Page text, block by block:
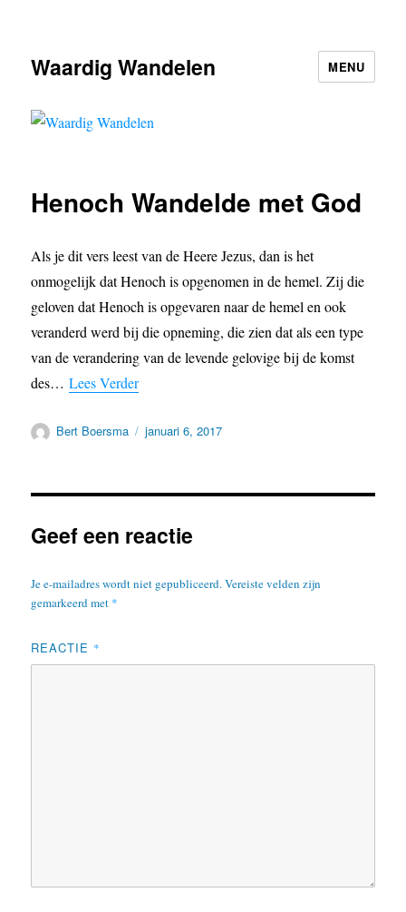
Waardig Wandelen MENU
Henoch Wandelde met God
Als je dit vers leest van de Heere Jezus, dan is het
onmogelijk dat Henoch is opgenomen in de hemel. Zij die
geloven dat Henoch is opgevaren naar de hemel en ook
veranderd werd bij die opneming, die zien dat als een type
van de verandering van de levende gelovige bij de komst
des…Lees Verder
Auteur
Bert Boersma
Geplaatst
januari 6, 2017
Geef een reactie
Je e-mailadres wordt niet gepubliceerd. Vereiste velden zijn
gemarkeerd met *
REACTIE *